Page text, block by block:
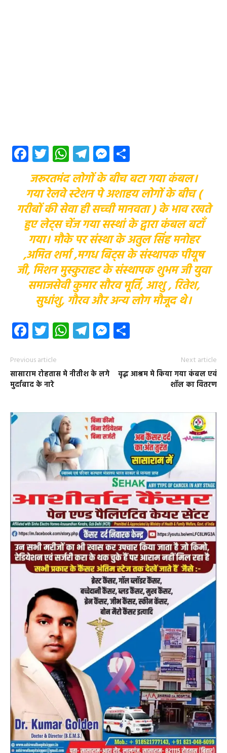
Facebook
Twitter
WhatsApp
Telegram
Messenger
जरूरतमंद लोगों के बीच बटा गया कंबल।
गया रेलवे स्टेशन पे अशाहय लोगों के बीच (
गरीबों की सेवा ही सच्ची मानवता ) के भाव रखते
हुए लेट्स चेंज गया सस्थां के द्वारा कंबल बटाँ
गया। मौके पर संस्था के अतुल सिंह मनोहर
,अमित शर्मा ,मगध बिट्स के संस्थापक पीयूष
जी, मिशन मुस्कुराहट के संस्थापक शुभम जी युवा
समाजसेवी कुमार सौरव मूर्ति, आशु , रितेश,
सुधांशु, गौरव और अन्य लोग मौजूद थे।
Facebook
Twitter
WhatsApp
Telegram
Messenger
Previous article
सासाराम रोहतास मे नीतीश के लगे
मुर्दाबाद के नारे
Next article
वृद्ध आश्रम मे किया गया कंबल एवं
शॉल का वितरण